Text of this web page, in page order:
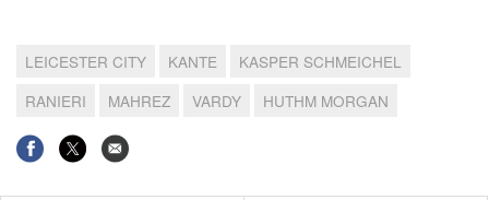
LEICESTER CITY KANTE
KASPER SCHMEICHEL
RANIERI
MAHREZ VARDY HUTHM MORGAN